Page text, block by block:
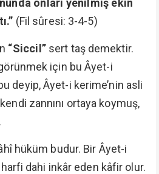
onları yenilmiş ekin
(Fil sûresi: 3-4-5)
“Siccil”sert taş demektir.
için bu Âyet-i
deyip, Âyet-i kerime’nin asli
zannını ortaya koymuş,
hüküm budur. Bir Âyet-i
dahi inkâr eden kâfir olur.